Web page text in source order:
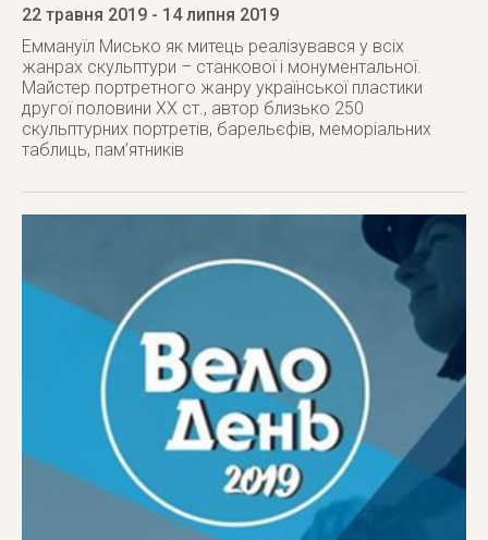
22 травня 2019 - 14 липня 2019
Еммануїл Мисько як митець реалізувався у всіх
жанрах скульптури – станкової і монументальної.
Майстер портретного жанру української пластики
другої половини ХХ ст., автор близько 250
скульптурних портретів, барельєфів, меморіальних
таблиць, пам’ятників